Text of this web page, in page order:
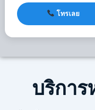
โทรเลย
บริการ